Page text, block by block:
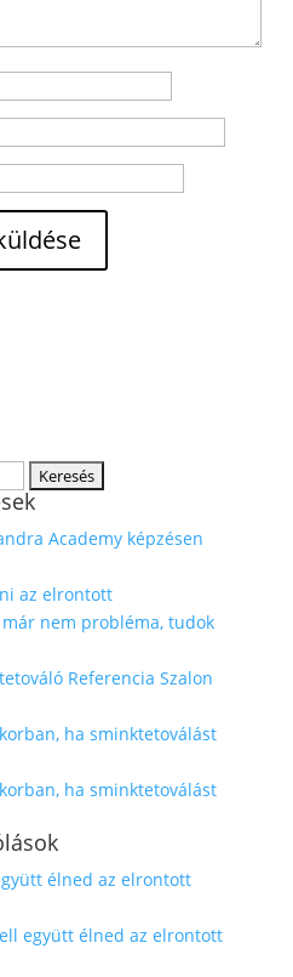
Academy képzésen
az elrontott
nem probléma, tudok
Referencia Szalon
ha sminktetoválást
ha sminktetoválást
élned az elrontott
együtt élned az elrontott